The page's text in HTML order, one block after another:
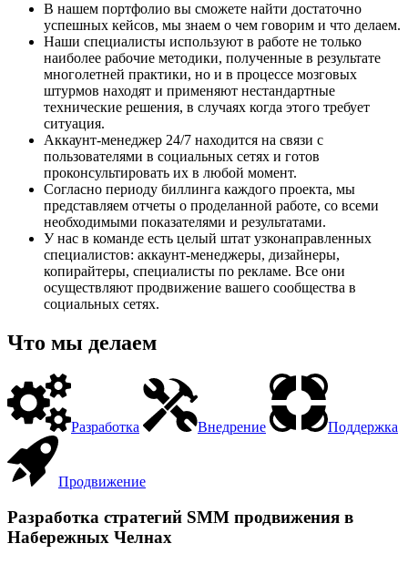
В нашем портфолио вы сможете найти достаточно
успешных кейсов, мы знаем о чем говорим и что делаем.
Наши специалисты используют в работе не только
наиболее рабочие методики, полученные в результате
многолетней практики, но и в процессе мозговых
штурмов находят и применяют нестандартные
технические решения, в случаях когда этого требует
ситуация.
Аккаунт-менеджер 24/7 находится на связи с
пользователями в социальных сетях и готов
проконсультировать их в любой момент.
Согласно периоду биллинга каждого проекта, мы
представляем отчеты о проделанной работе, со всеми
необходимыми показателями и результатами.
У нас в команде есть целый штат узконаправленных
специалистов: аккаунт-менеджеры, дизайнеры,
копирайтеры, специалисты по рекламе. Все они
осуществляют продвижение вашего сообщества в
социальных сетях.
Что мы делаем
Разработка Внедрение Поддержка
Продвижение
Разработка стратегий SMM продвижения в
Набережных Челнах